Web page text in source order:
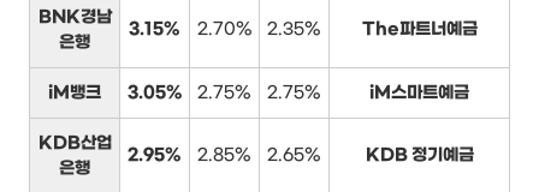
BNK경남
은행
3.15% 2.70% 2.35% The파트너예금
iM뱅크 3.05% 2.75% 2.75% iM스마트예금
KDB산업
은행
2.95% 2.85% 2.65% KDB 정기예금